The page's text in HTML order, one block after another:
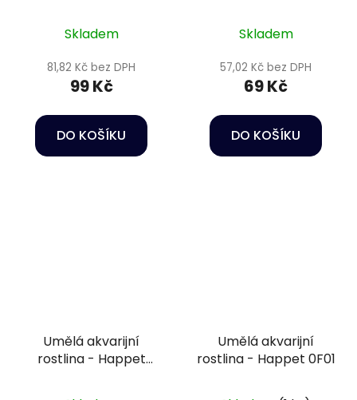
Skladem
81,82 Kč bez DPH
99 Kč
DO KOŠÍKU
Skladem
57,02 Kč bez DPH
69 Kč
DO KOŠÍKU
Umělá akvarijní
rostlina - Happet
Umělá akvarijní
rostlina - Happet 0F01